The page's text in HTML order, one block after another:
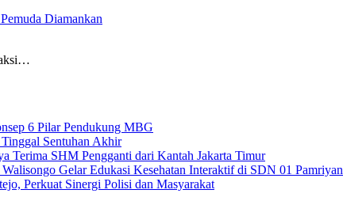
Diamankan
6 Pilar Pendukung MBG
Sentuhan Akhir
Terima SHM Pengganti dari Kantah Jakarta Timur
Gelar Edukasi Kesehatan Interaktif di SDN 01 Pamriyan
Perkuat Sinergi Polisi dan Masyarakat